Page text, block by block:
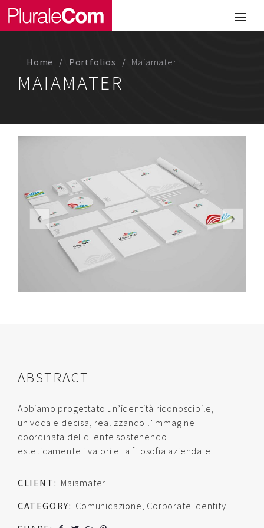
Portfolio
Media & Visual Design
Chi siamo
Lavora con noi
Home Portfolios Maiamater
MAIAMATER
ABSTRACT
Abbiamo progettato un’identità riconoscibile,
univoca e decisa, realizzando l’immagine
coordinata del cliente sostenendo
esteticamente i valori e la filosofia aziendale.
CLIENT: Maiamater
CATEGORY: Comunicazione, Corporate identity